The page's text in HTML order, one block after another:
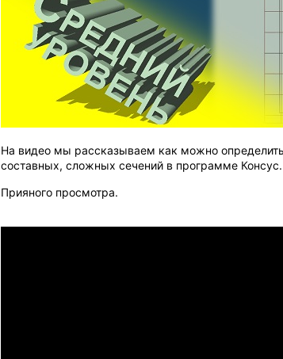
На видео мы рассказываем как можно
составных, сложных сечений в программе Консус.
Прияного просмотра.